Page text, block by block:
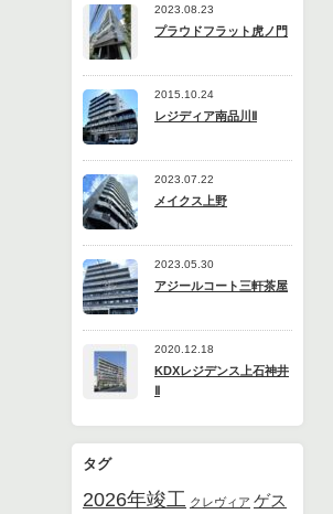
2023.08.23
プラウドフラット虎ノ門
2015.10.24
レジディア南品川Ⅱ
2023.07.22
メイクス上野
2023.05.30
アジールコート三軒茶屋
2020.12.18
KDXレジデンス上石神井
Ⅱ
タグ
2026年竣工 クレヴィア ゲス